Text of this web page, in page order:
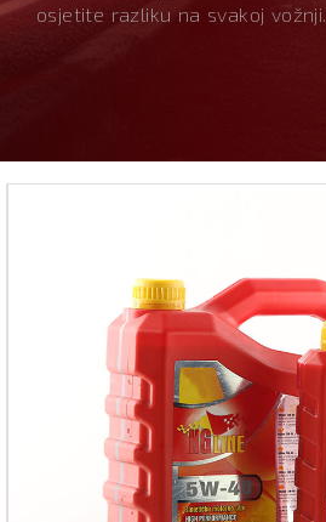
osjetite razliku na svakoj vožnji.